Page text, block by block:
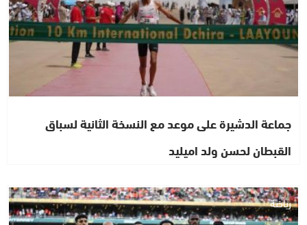
جماعة الدشيرة على موعد مع النسخة الثانية لسباق
القبطان لحسن ولد اميليد
رياضة